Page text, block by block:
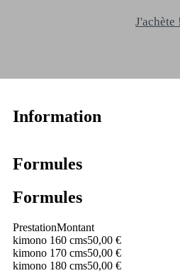
J'achète !
Information
Formules
Formules
PrestationMontant
kimono 160 cms50,00 €
kimono 170 cms50,00 €
kimono 180 cms50,00 €